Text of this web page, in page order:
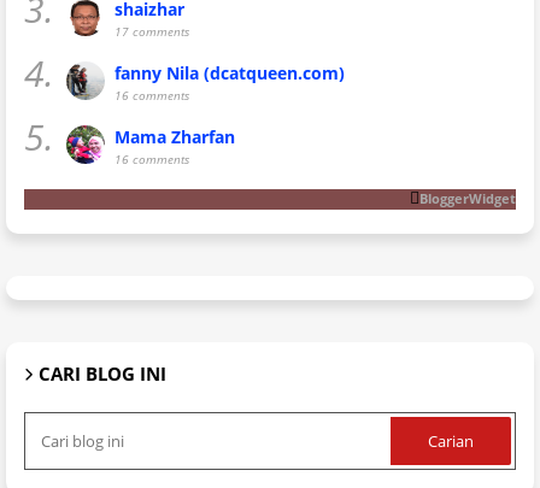
shaizhar
17 comments
4. fanny Nila (dcatqueen.com)
16 comments
5. Mama Zharfan
16 comments
BloggerWidget
CARI BLOG INI